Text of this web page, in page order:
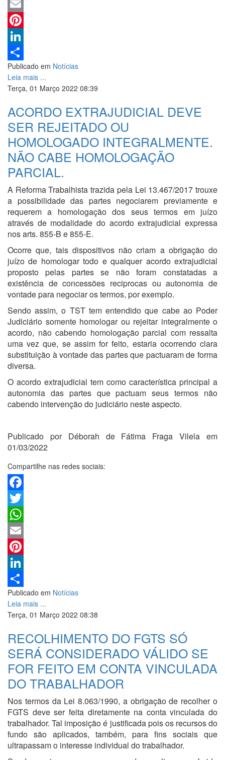
WhatsApp
Email
Pinterest
LinkedIn
Share
Publicado em Notícias
Leia mais ...
Terça, 01 Março 2022 08:39
ACORDO EXTRAJUDICIAL DEVE
SER REJEITADO OU
HOMOLOGADO INTEGRALMENTE.
NÃO CABE HOMOLOGAÇÃO
PARCIAL.
A Reforma Trabalhista trazida pela Lei 13.467/2017 trouxe
a possibilidade das partes negociarem previamente e
requerem a homologação dos seus termos em juízo
através de modalidade do acordo extrajudicial expressa
nos arts. 855-B e 855-E.
Ocorre que, tais dispositivos não criam a obrigação do
juízo de homologar todo e qualquer acordo extrajudicial
proposto pelas partes se não foram constatadas a
existência de concessões reciprocas ou autonomia de
vontade para negociar os termos, por exemplo.
Sendo assim, o TST tem entendido que cabe ao Poder
Judiciário somente homologar ou rejeitar integralmente o
acordo, não cabendo homologação parcial com ressalta
uma vez que, se assim for feito, estaria ocorrendo clara
substituição à vontade das partes que pactuaram de forma
diversa.
O acordo extrajudicial tem como característica principal a
autonomia das partes que pactuam seus termos não
cabendo intervenção do judiciário neste aspecto.
Publicado por Déborah de Fátima Fraga Vilela em
01/03/2022
Compartilhe nas redes sociais:
Facebook
Twitter
WhatsApp
Email
Pinterest
LinkedIn
Share
Publicado em Notícias
Leia mais ...
Terça, 01 Março 2022 08:38
RECOLHIMENTO DO FGTS SÓ
SERÁ CONSIDERADO VÁLIDO SE
FOR FEITO EM CONTA VINCULADA
DO TRABALHADOR
Nos termos da Lei 8.063/1990, a obrigação de recolher o
FGTS deve ser feita diretamente na conta vinculada do
trabalhador. Tal imposição é justificada pois os recursos do
fundo são aplicados, também, para fins sociais que
ultrapassam o interesse individual do trabalhador.